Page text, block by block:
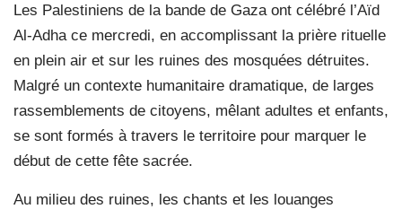
Les Palestiniens de la bande de Gaza ont célébré l’Aïd
Al-Adha ce mercredi, en accomplissant la prière rituelle
en plein air et sur les ruines des mosquées détruites.
Malgré un contexte humanitaire dramatique, de larges
rassemblements de citoyens, mêlant adultes et enfants,
se sont formés à travers le territoire pour marquer le
début de cette fête sacrée.
Au milieu des ruines, les chants et les louanges